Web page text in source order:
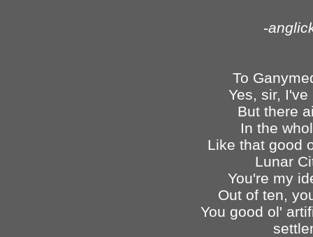
-
To
Yes, sir,
But there
In the
Like that good
Lunar
You're my
Out of ten,
You good ol'